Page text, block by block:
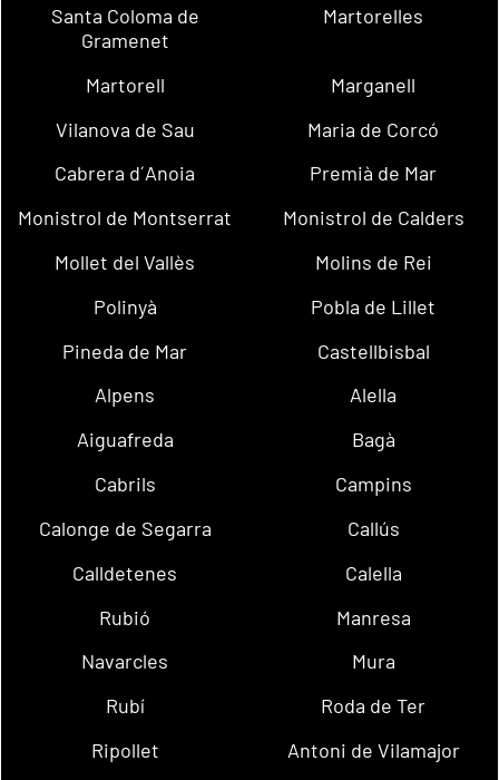
Santa Coloma de
Gramenet
Martorelles
Martorell
Marganell
Vilanova de Sau
Maria de Corcó
Cabrera d´Anoia
Premià de Mar
Monistrol de Montserrat
Monistrol de Calders
Mollet del Vallès
Molins de Rei
Polinyà
Pobla de Lillet
Pineda de Mar
Castellbisbal
Alpens
Alella
Aiguafreda
Bagà
Cabrils
Campins
Calonge de Segarra
Callús
Calldetenes
Calella
Rubió
Manresa
Navarcles
Mura
Rubí
Roda de Ter
Ripollet
Antoni de Vilamajor